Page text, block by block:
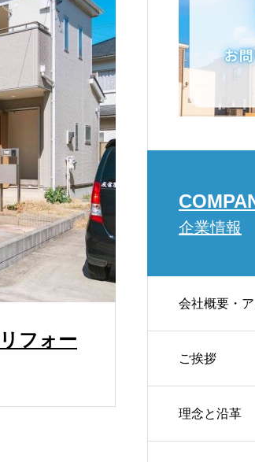
著書・
建設事業
専用ソフトウェア等を
利用した作図設計、許
可申請、工程管理
お探しの方へ
フォー
企業情報
会社概要・
ご挨拶
理念と沿革